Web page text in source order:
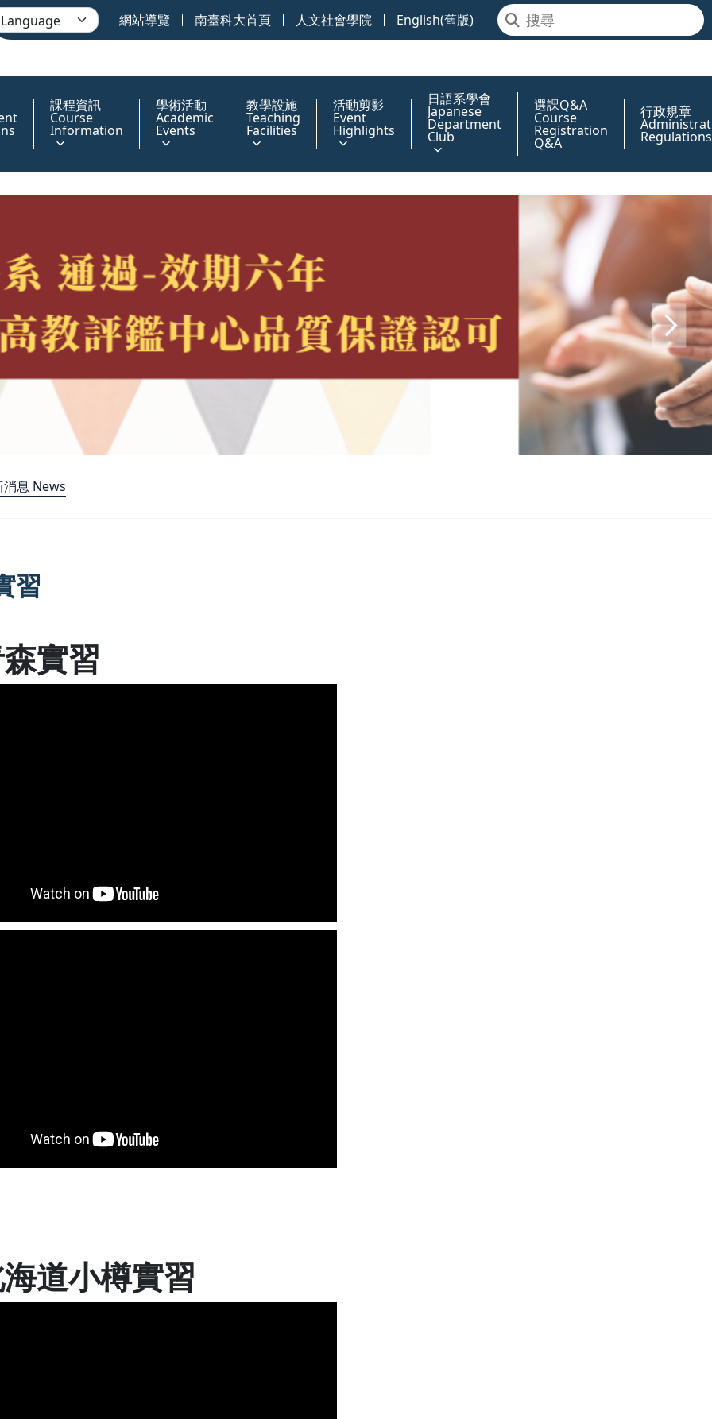
網站導覽 南臺科大首頁 人文社會學院 English(舊版)
課程資訊
Course
Information
學術活動
Academic
Events
教學設施
Teaching
Facilities
活動剪影
Event
Highlights
日語系學會
Japanese
Department
Club
選課Q&A
Course
Registration
Q&A
行政規章
Regulations
消息 News
習
實習
道小樽實習